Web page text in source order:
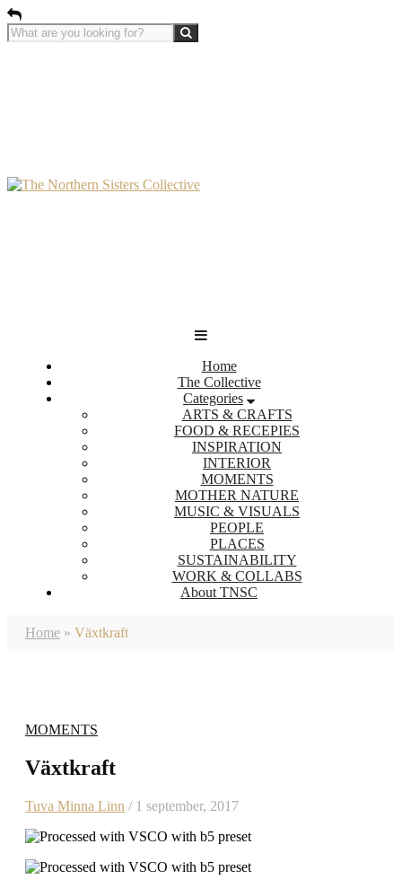
Home
The Collective
Categories
ARTS & CRAFTS
FOOD & RECEPIES
INSPIRATION
INTERIOR
MOMENTS
MOTHER NATURE
MUSIC & VISUALS
PEOPLE
PLACES
SUSTAINABILITY
WORK & COLLABS
About TNSC
Home » Växtkraft
MOMENTS
Växtkraft
Tuva Minna Linn / 1 september, 2017